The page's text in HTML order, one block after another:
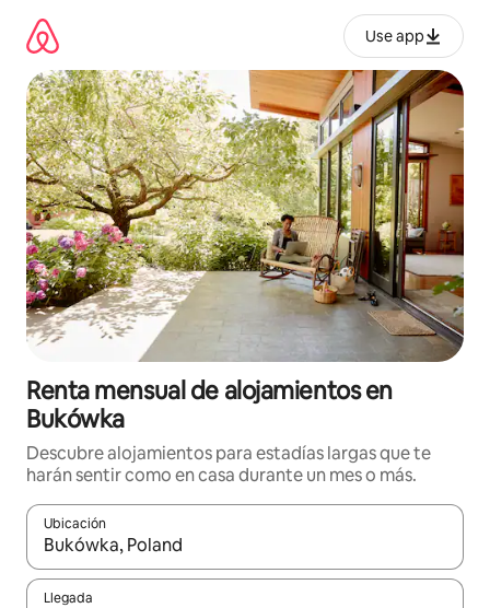
contenido
Use app
Renta mensual de alojamientos en
Bukówka
Descubre alojamientos para estadías largas que te
harán sentir como en casa durante un mes o más.
Ubicación
Cuando los resultados estén disponibles, navega con las
Llegada